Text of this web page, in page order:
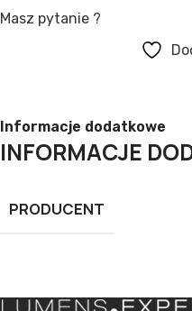
Masz pytanie ?
Informacje dodatkowe
INFORMACJE
PRODUCENT